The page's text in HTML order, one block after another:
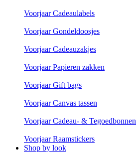
Voorjaar Cadeaulabels
Voorjaar Gondeldoosjes
Voorjaar Cadeauzakjes
Voorjaar Papieren zakken
Voorjaar Gift bags
Voorjaar Canvas tassen
Voorjaar Cadeau- & Tegoedbonnen
Voorjaar Raamstickers
Shop by look